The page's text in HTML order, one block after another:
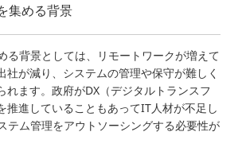
集める背景
る背景としては、リモートワークが増えて
社が減り、システムの管理や保守が難しく
れます。政府がDX（デジタルトランスフ
推進していることもあってIT人材が不足し
テム管理をアウトソーシングする必要性が